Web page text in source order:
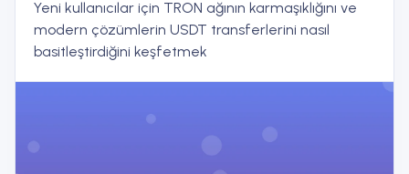
Yeni kullanıcılar için TRON ağının karmaşıklığını ve
modern çözümlerin USDT transferlerini nasıl
basitleştirdiğini keşfetmek